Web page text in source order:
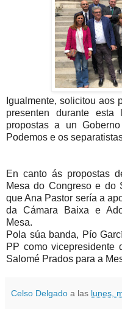
Igualmente, solicitou aos
presenten durante esta
propostas a un
Podemos e os
En canto ás propostas
Mesa do Congreso e do
que Ana Pastor sería a
da Cámara Baixa e
Mesa.
Pola súa banda, Pío
PP como vicepresidente
Salomé Prados para a
Celso Delgado a las lunes,